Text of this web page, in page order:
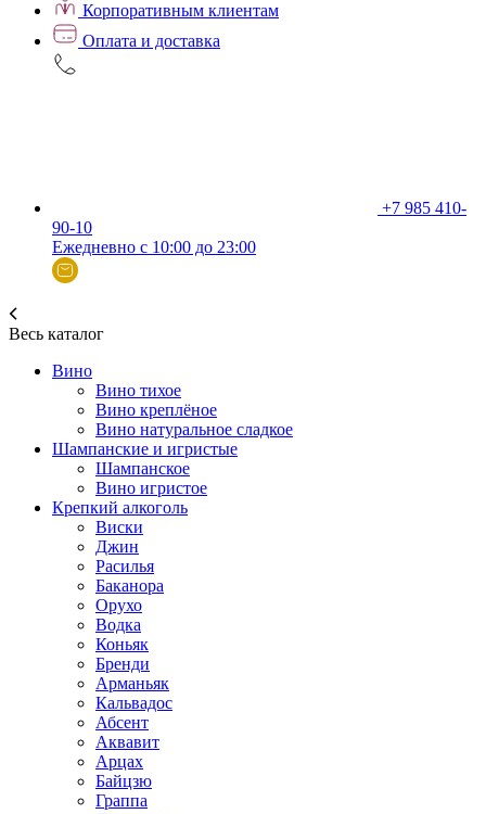
Корпоративным клиентам
Оплата и доставка
+7 985 410-
90-10
Ежедневно с 10:00 до 23:00
Весь каталог
Вино
Вино тихое
Вино креплёное
Вино натуральное сладкое
Шампанские и игристые
Шампанское
Вино игристое
Крепкий алкоголь
Виски
Джин
Расилья
Баканора
Орухо
Водка
Коньяк
Бренди
Арманьяк
Кальвадос
Абсент
Аквавит
Арцах
Байцзю
Граппа